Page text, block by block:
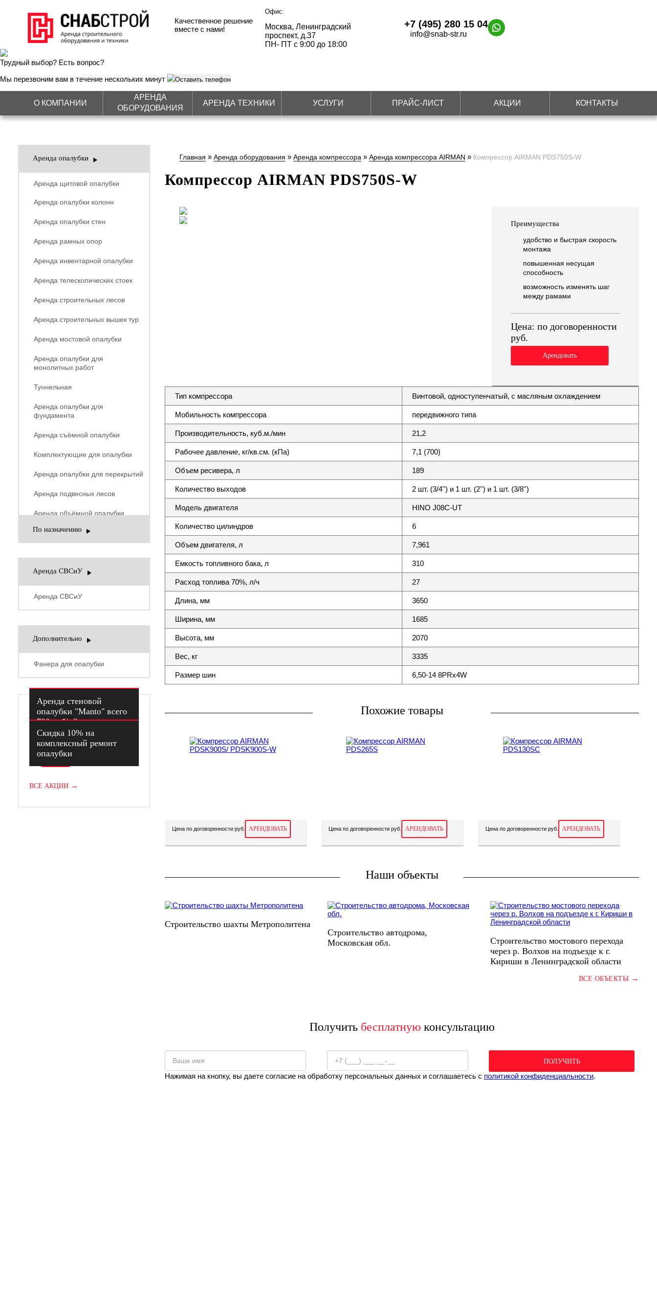
Качественное решение
вместе с нами!
Офис:
Москва, Ленинградский
проспект, д.37
ПН- ПТ с 9:00 до 18:00
+7 (495) 280 15 04
info@snab-str.ru
Трудный выбор? Есть вопрос?
Мы перезвоним вам в течение нескольких минут
Оставить телефон
О КОМПАНИИ
АРЕНДА
ОБОРУДОВАНИЯ
АРЕНДА ТЕХНИКИ УСЛУГИ ПРАЙС-ЛИСТ АКЦИИ КОНТАКТЫ
Аренда опалубки
Аренда щитовой опалубки
Аренда опалубки колонн
Аренда опалубки стен
Аренда рамных опор
Аренда инвентарной опалубки
Аренда телескопических стоек
Аренда строительных лесов
Аренда строительных вышек тур
Аренда мостовой опалубки
Аренда опалубки для
монолитных работ
Туннельная
Аренда опалубки для
фундамента
Аренда съёмной опалубки
Комплектующие для опалубки
Аренда опалубки для перекрытий
Аренда подвесных лесов
Аренда объёмной опалубки
По назначению
Аренда СВСиУ
Аренда СВСиУ
Дополнительно
Фанера для опалубки
Акции
Скидка
Аренда стеновой
опалубки "Manto" всего
700 руб/м2
Скидка 10% на
комплексный ремонт
опалубки
ВСЕ АКЦИИ →
Главная » Аренда оборудования » Аренда компрессора » Аренда компрессора AIRMAN » Компрессор AIRMAN PDS750S-W
Компрессор AIRMAN PDS750S-W
Преимущества
удобство и быстрая скорость
монтажа
повышенная несущая
способность
возможность изменять шаг
между рамами
Цена:по договоренности
руб.
Арендовать
Тип компрессора Винтовой, одноступенчатый, с масляным охлаждением
Мобильность компрессора передвижного типа
Производительность, куб.м./мин 21,2
Рабочее давление, кг/кв.см. (кПа) 7,1 (700)
Объем ресивера, л 189
Количество выходов 2 шт. (3/4'') и 1 шт. (2'') и 1 шт. (3/8'')
Модель двигателя HINO J08C-UT
Количество цилиндров 6
Объем двигателя, л 7,961
Емкость топливного бака, л 310
Расход топлива 70%, л/ч 27
Длина, мм 3650
Ширина, мм 1685
Высота, мм 2070
Вес, кг 3335
Размер шин 6,50-14 8PRx4W
Похожие товары
Цена по договоренности руб. АРЕНДОВАТЬ Цена по договоренности руб. АРЕНДОВАТЬ Цена по договоренности руб. АРЕНДОВАТЬ
Наши объекты
Строительство шахты Метрополитена
Строительство автодрома,
Московская обл.
Строительство мостового перехода
через р. Волхов на подъезде к г.
Кириши в Ленинградской области
ВСЕ ОБЪЕКТЫ →
Получить бесплатную консультацию
ПОЛУЧИТЬ
Нажимая на кнопку, вы даете согласие на обработку персональных данных и соглашаетесь c политикой конфиденциальности.